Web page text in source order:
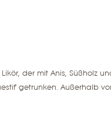
der mit Anis, Süßholz
getrunken. Außerhalb